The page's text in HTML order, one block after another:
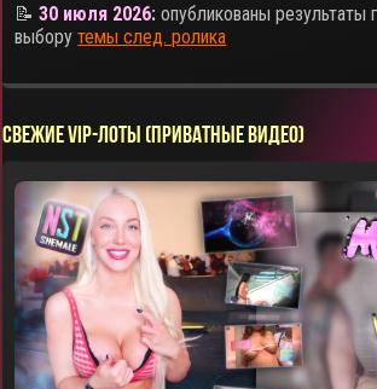
📝30 июля 2026: опубликованы результаты
выборутемы след. ролика
СВЕЖИЕ VIP-ЛОТЫ (ПРИВАТНЫЕ ВИДЕО)